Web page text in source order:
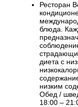
Ресторан
блюда.
диета с
низким
Обед /
18:00 –